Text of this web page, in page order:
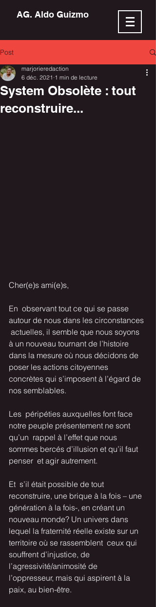
AG. Aldo Guizmo
Post
System Obsolète : tout
reconstruire...
marjorieredaction
6 déc. 2021 1 min de lecture
Cher(e)s ami(e)s,
En  observant tout ce qui se passe
autour de nous dans les circonstances
actuelles, il semble que nous soyons
à un nouveau tournant de l’histoire
dans la mesure où nous décidons de
poser les actions citoyennes
concrètes qui s’imposent à l’égard de
nos semblables.
Les  péripéties auxquelles font face
notre peuple présentement ne sont
qu’un  rappel à l’effet que nous
sommes bercés d’illusion et qu’il faut
penser  et agir autrement.
Et  s’il était possible de tout
reconstruire, une brique à la fois – une
génération à la fois-, en créant un
nouveau monde? Un univers dans
lequel la fraternité réelle existe sur un
territoire où se rassemblent  ceux qui
souffrent d’injustice, de
l’agressivité/animosité de
l’oppresseur, mais qui aspirent à la
paix, au bien-être.